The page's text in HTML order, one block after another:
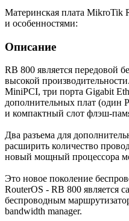
Материнская плата MikroTik
и особенностями:
Описание
RB 800 является передовой
высокой
MiniPCI, три порта Gigabit
дополнительных плат (один
и компактный слот флэш-
Два разъема для
расширить количество
новый мощный процессора
Это новое поколение
RouterOS - RB 800
беспроводным
bandwidth manager.